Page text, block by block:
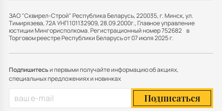
ЗАО "Сквирел-Строй" Республика Беларусь, 220035, г. Минск, ул.
Тимирязева, 72А УНП 101132909, 28.09.2000г., Главное управление
юстиции Мингорисполкома. Регистрационный номер 752682 в
Торговом реестре Республики Беларусь от 07 июля 2025 г.
Подпишитесьи первыми получайте информацию об акциях,
специальных предложениях и новинках
Подписаться